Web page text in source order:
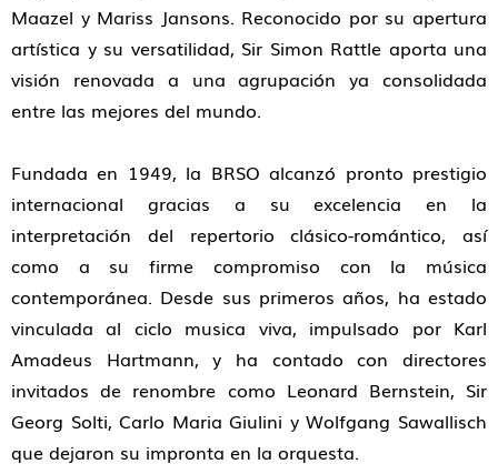
Maazel y Mariss Jansons. Reconocido por su apertura
artística y su versatilidad, Sir Simon Rattle aporta una
visión renovada a una agrupación ya consolidada
entre las mejores del mundo.
Fundada en 1949, la BRSO alcanzó pronto prestigio
internacional gracias a su excelencia en la
interpretación del repertorio clásico-romántico, así
como a su firme compromiso con la música
contemporánea. Desde sus primeros años, ha estado
vinculada al ciclo musica viva, impulsado por Karl
Amadeus Hartmann, y ha contado con directores
invitados de renombre como Leonard Bernstein, Sir
Georg Solti, Carlo Maria Giulini y Wolfgang Sawallisch
que dejaron su impronta en la orquesta.